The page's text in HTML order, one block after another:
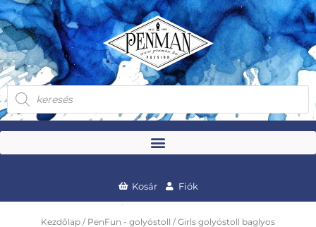
Skip
to
content
Products
search
Kosár Fiók
Kezdőlap / PenFun - golyóstoll / Girls golyóstoll baglyos